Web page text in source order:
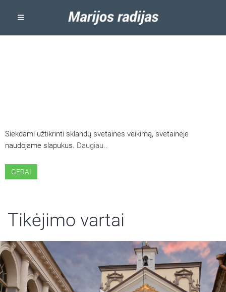
Siekdami užtikrinti sklandų svetainės veikimą, svetainėje
naudojame slapukus. Daugiau..
GERAI
Tikėjimo vartai